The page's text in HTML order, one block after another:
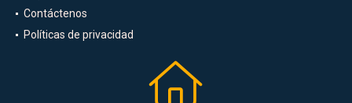
Contáctenos
Políticas de privacidad